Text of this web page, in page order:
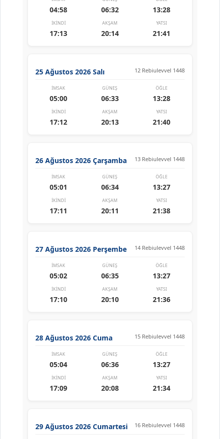
04:58 06:32 13:28
İKINDI
17:13
AKŞAM
20:14
YATSI
21:41
25 Ağustos 2026 Salı 12 Rebiulevvel 1448
İMSAK
05:00
GÜNEŞ
06:33
ÖĞLE
13:28
İKINDI
17:12
AKŞAM
20:13
YATSI
21:40
26 Ağustos 2026 Çarşamba 13 Rebiulevvel 1448
İMSAK
05:01
GÜNEŞ
06:34
ÖĞLE
13:27
İKINDI
17:11
AKŞAM
20:11
YATSI
21:38
27 Ağustos 2026 Perşembe 14 Rebiulevvel 1448
İMSAK
05:02
GÜNEŞ
06:35
ÖĞLE
13:27
İKINDI
17:10
AKŞAM
20:10
YATSI
21:36
28 Ağustos 2026 Cuma 15 Rebiulevvel 1448
İMSAK
05:04
GÜNEŞ
06:36
ÖĞLE
13:27
İKINDI
17:09
AKŞAM
20:08
YATSI
21:34
29 Ağustos 2026 Cumartesi 16 Rebiulevvel 1448